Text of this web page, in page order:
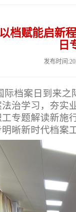
档赋能启新
日
发布时间
际档案日到来
治学习，夯实
专题解读新施
晰新时代档案